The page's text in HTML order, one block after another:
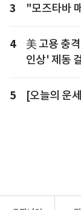
3 "모즈타바
4
美 고용 충
인상' 제동
5 [오늘의 운